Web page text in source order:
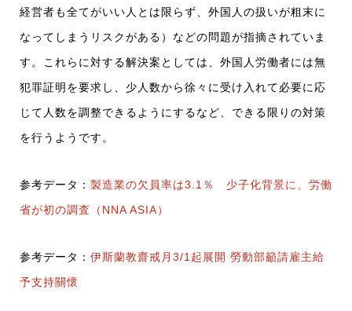
経営者も全てがいい人とは限らず、外国人の扱いが粗末に
なってしまうリスクがある）などの問題が指摘されていま
す。これらに対する解決案としては、外国人労働者には無
犯罪証明を要求し、少人数から徐々に受け入れて必要に応
じて人数を調整できるようにするなど、できる限りの対策
を行うようです。
参考データ： 製造業の欠員率は3.1％ 少子化背景に、労働
省が初の調査（NNA ASIA）
参考データ： 伊斯蘭教齋戒月3/1起展開 勞動部籲請雇主給
予支持關懷